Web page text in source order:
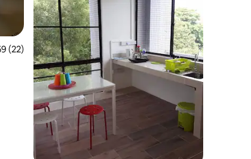
beoordeling van 4,59 op 5, 22 recensies
(22)